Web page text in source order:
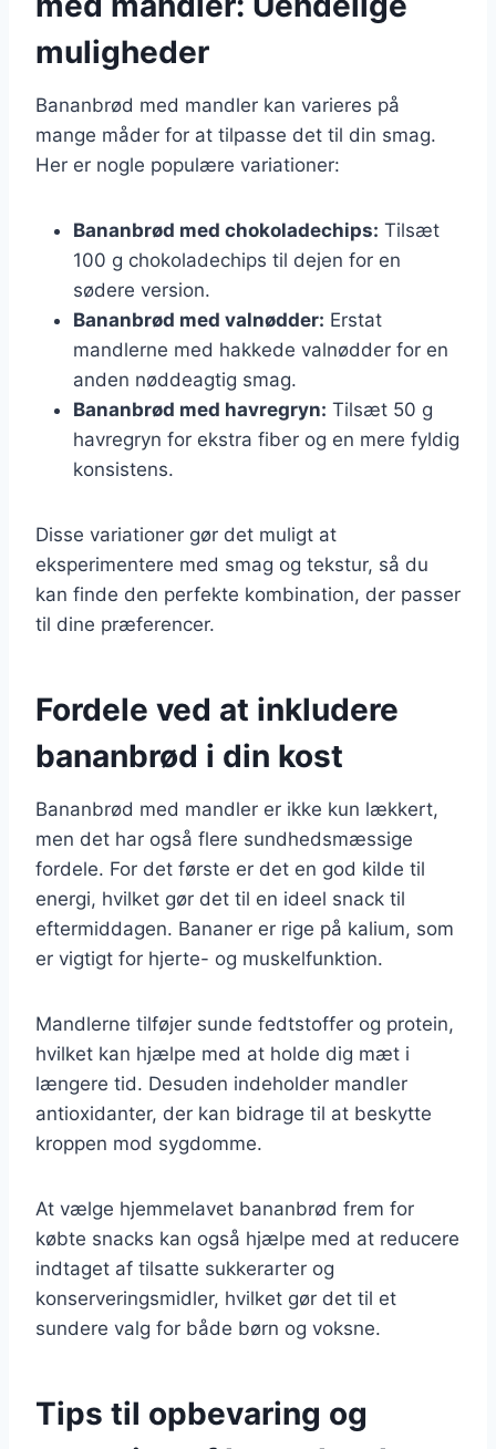
muligheder
Bananbrød med mandler kan varieres på
mange måder for at tilpasse det til din smag.
Her er nogle populære variationer:
Bananbrød med chokoladechips: Tilsæt
100 g chokoladechips til dejen for en
sødere version.
Bananbrød med valnødder: Erstat
mandlerne med hakkede valnødder for en
anden nøddeagtig smag.
Bananbrød med havregryn: Tilsæt 50 g
havregryn for ekstra fiber og en mere fyldig
konsistens.
Disse variationer gør det muligt at
eksperimentere med smag og tekstur, så du
kan finde den perfekte kombination, der passer
til dine præferencer.
Fordele ved at inkludere
bananbrød i din kost
Bananbrød med mandler er ikke kun lækkert,
men det har også flere sundhedsmæssige
fordele. For det første er det en god kilde til
energi, hvilket gør det til en ideel snack til
eftermiddagen. Bananer er rige på kalium, som
er vigtigt for hjerte- og muskelfunktion.
Mandlerne tilføjer sunde fedtstoffer og protein,
hvilket kan hjælpe med at holde dig mæt i
længere tid. Desuden indeholder mandler
antioxidanter, der kan bidrage til at beskytte
kroppen mod sygdomme.
At vælge hjemmelavet bananbrød frem for
købte snacks kan også hjælpe med at reducere
indtaget af tilsatte sukkerarter og
konserveringsmidler, hvilket gør det til et
sundere valg for både børn og voksne.
Tips til opbevaring og